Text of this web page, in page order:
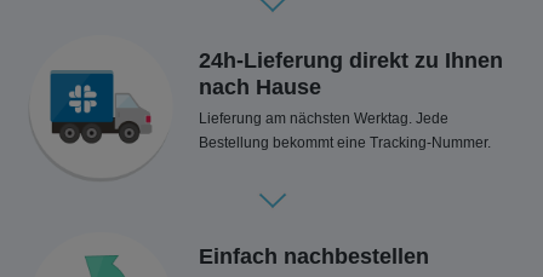
24h-Lieferung direkt zu Ihnen
nach Hause
Lieferung am nächsten Werktag. Jede
Bestellung bekommt eine Tracking-Nummer.
Einfach nachbestellen